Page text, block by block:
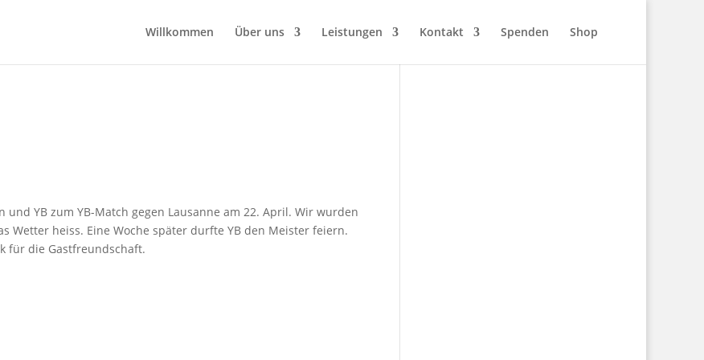
Willkommen Über uns Leistungen Kontakt Spenden Shop
YB zum YB-Match gegen Lausanne am 22. April. Wir wurden
Wetter heiss. Eine Woche später durfte YB den Meister feiern.
für die Gastfreundschaft.